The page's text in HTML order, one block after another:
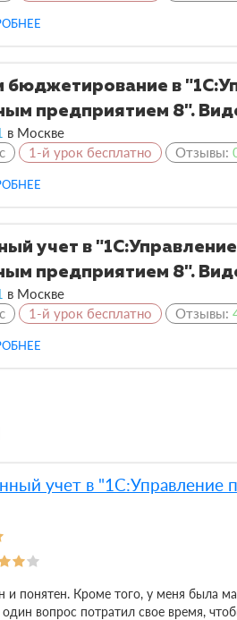
бюджетирование в
предприятием 8".
в Москве
1-й урок бесплатно Отзывы:
учет в "1С:Управление
предприятием 8".
в Москве
1-й урок бесплатно Отзывы:
учет в "1С:Управление
и понятен. Кроме того, у меня была
один вопрос потратил свое время,